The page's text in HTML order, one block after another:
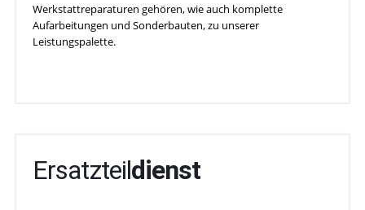
Werkstattreparaturen gehören, wie auch komplette
Aufarbeitungen und Sonderbauten, zu unserer
Leistungspalette.
Ersatzteildienst